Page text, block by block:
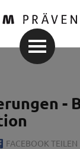
-
FACEBOOK TEILEN